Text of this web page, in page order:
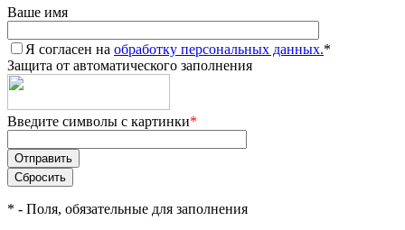
Ваше имя
Я согласен на обработку персональных данных.*
Защита от автоматического заполнения
Введите символы с картинки*
* - Поля, обязательные для заполнения